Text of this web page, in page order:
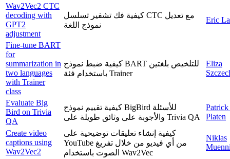
Wav2Vec2 CTC
decoding with
GPT2
adjustment
كيفية فك تشفير تسلسل CTC مع تعديل
نموذج اللغة
Eric
Fine-tune BART
for
summarization in
two languages
with Trainer
class
كيفية ضبط نموذج BART للتلخيص بلغتين
باستخدام فئة Trainer
Eliza
Evaluate Big
Bird on Trivia
QA
كيفية تقييم نموذج BigBird للأسئلة
والأجوبة على وثائق طويلة على Trivia QA
Platen
Create video
captions using
Wav2Vec2
كيفية إنشاء تعليقات توضيحية على
YouTube من أي فيديو من خلال تفريغ
الصوت باستخدام Wav2Vec
Niklas